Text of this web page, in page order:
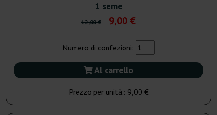
1 seme
12,00 € 9,00 €
Numero di confezioni:
Al carrello
Prezzo per unità.: 9,00 €